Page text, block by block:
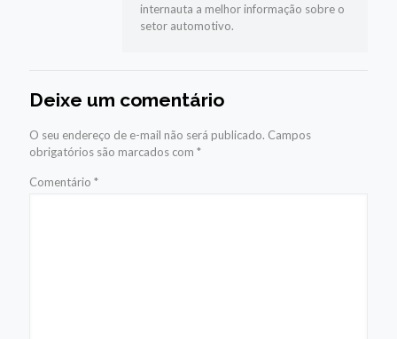
internauta a melhor informação sobre o
setor automotivo.
Deixe um comentário
O seu endereço de e-mail não será publicado. Campos
obrigatórios são marcados com *
Comentário *